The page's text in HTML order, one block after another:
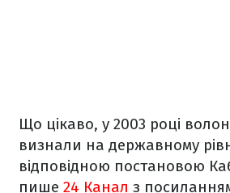
Що цікаво, у 2003 році
визнали на державному
відповідною постановою
пише 24 Канал з